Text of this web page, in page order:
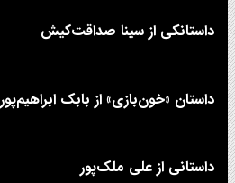
داستانکی از سینا صداقت‌کیش
داستان «خون‌بازی» از بابک ابراهیم‌پور
داستانی از علی‌ ملک‌پور